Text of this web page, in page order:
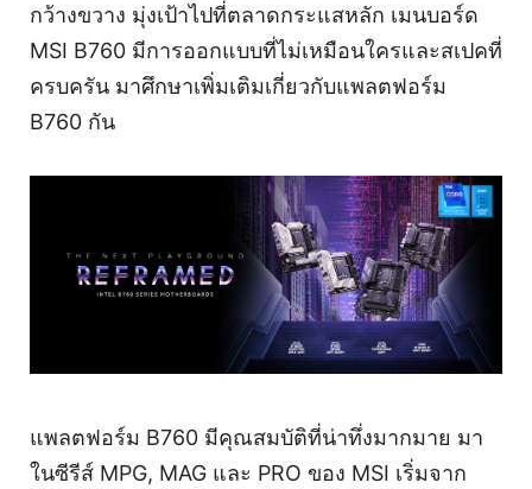
กว้างขวาง มุ่งเป้าไปที่ตลาดกระแสหลัก เมนบอร์ด
MSI B760 มีการออกแบบที่ไม่เหมือนใครและสเปคที่
ครบครัน มาศึกษาเพิ่มเติมเกี่ยวกับแพลตฟอร์ม
B760 กัน
แพลตฟอร์ม B760 มีคุณสมบัติที่น่าทึ่งมากมาย มา
ในซีรีส์ MPG, MAG และ PRO ของ MSI เริ่มจาก